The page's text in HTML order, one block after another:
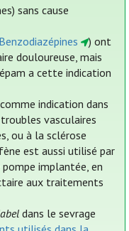
sans cause
) ont
douloureuse, mais
a cette indication
indication dans
vasculaires
ou à la sclérose
est aussi utilisé par
implantée, en
aux traitements
dans le sevrage